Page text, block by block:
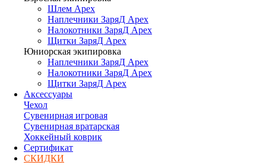
Шлем Арех
Наплечники ЗаряД Apex
Налокотники ЗаряД Apex
Щитки ЗаряД Apex
Юниорская экипировка
Наплечники ЗаряД Apex
Налокотники ЗаряД Apex
Щитки ЗаряД Apex
Аксессуары
Чехол
Сувенирная игровая
Сувенирная вратарская
Хоккейный коврик
Сертификат
СКИДКИ